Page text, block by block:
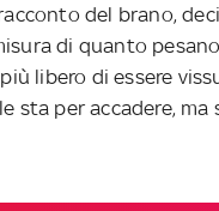
del brano,
di quanto
libero di essere
sta per accadere,